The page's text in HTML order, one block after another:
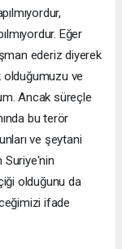
Eğer
ederiz diyerek
ve
Ancak süreçle
bu terör
ve şeytani
Suriye'nin
olduğunu da
ifade